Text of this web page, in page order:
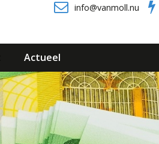
info@vanmoll.nu
Actueel